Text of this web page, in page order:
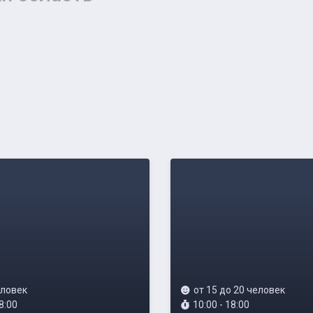
от 15 до 20 человек
10:00 - 18:00